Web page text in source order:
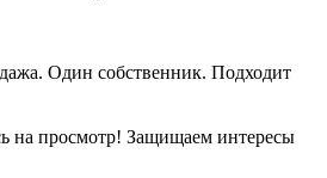
Один собственник. Подходит
на просмотр! Защищаем интересы